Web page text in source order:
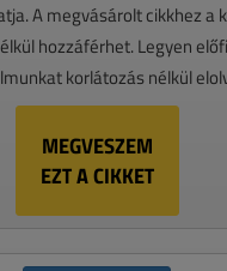
A megvásárolt cikkhez a
hozzáférhet. Legyen
korlátozás nélkül
MEGVESZEM
EZT A CIKKET